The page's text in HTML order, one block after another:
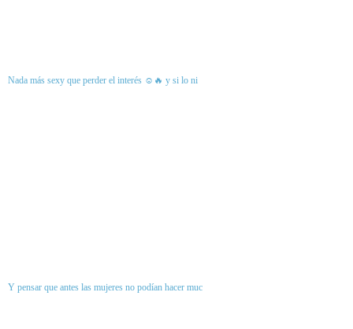
Nada más sexy que perder el interés ☺️🔥 y si lo ni
Y pensar que antes las mujeres no podían hacer muc